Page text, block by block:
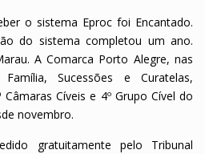
o sistema Eproc foi Encantado.
do sistema completou um ano.
A Comarca Porto Alegre, nas
Sucessões e Curatelas,
Cíveis e 4º Grupo Cível do
novembro.
gratuitamente pelo Tribunal